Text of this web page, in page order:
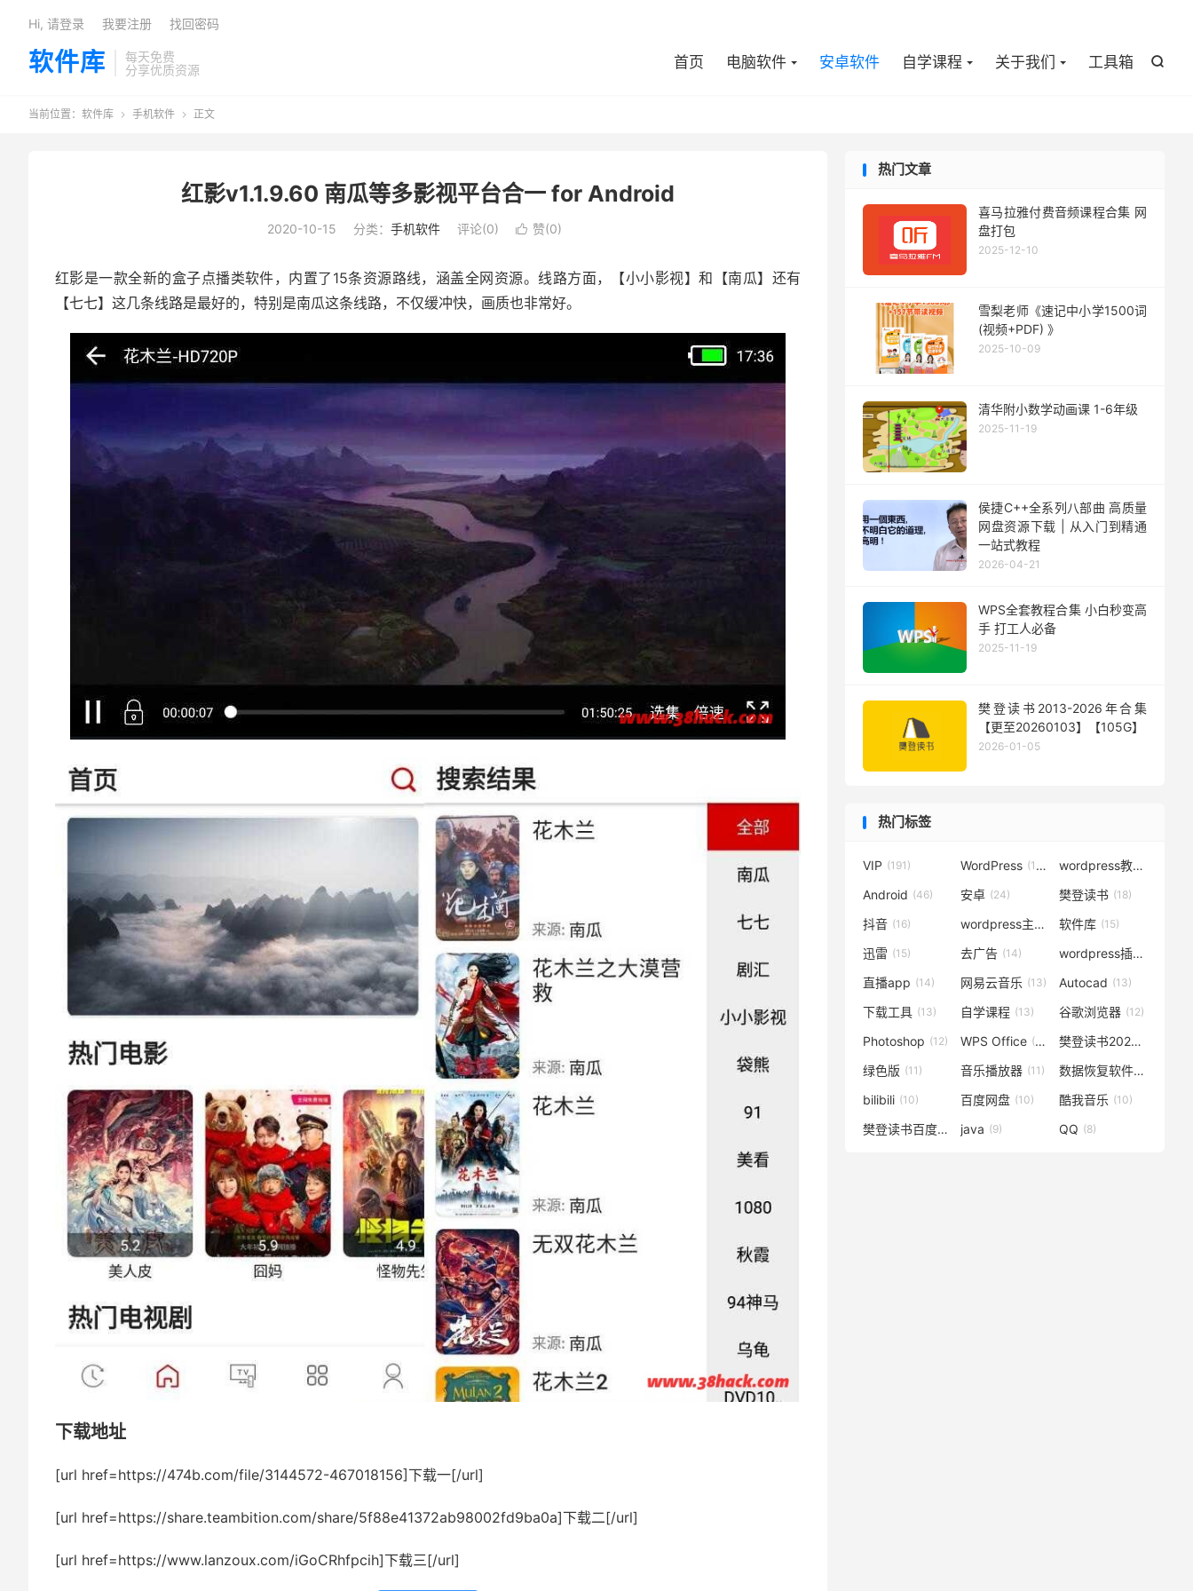
软件库
每天免费
分享优质资源

首页 电脑软件 安卓软件 自学课程 关于我们 工具箱
Hi, 请登录 我要注册 找回密码
当前位置： 软件库  手机软件  正文
红影v1.1.9.60 南瓜等多影视平台合一 for Android
2020-10-15 分类： 手机软件 评论(0)  赞(0)
红影是一款全新的盒子点播类软件，内置了15条资源路线，涵盖全网资源。线路方面，【小小影视】和【南瓜】还有
【七七】这几条线路是最好的，特别是南瓜这条线路，不仅缓冲快，画质也非常好。
下载地址
[url href=https://474b.com/file/3144572-467018156]下载一[/url]
[url href=https://share.teambition.com/share/5f88e41372ab98002fd9ba0a]下载二[/url]
[url href=https://www.lanzoux.com/iGoCRhfpcih]下载三[/url]
热门文章
喜马拉雅付费音频课程合集 网
盘打包
2025-12-10
雪梨老师《速记中小学1500词
(视频+PDF) 》
2025-10-09
清华附小数学动画课 1-6年级
2025-11-19
侯捷C++全系列八部曲 高质量
网盘资源下载 | 从入门到精通
一站式教程
2026-04-21
WPS全套教程合集 小白秒变高
手 打工人必备
2025-11-19
樊登读书2013-2026年合集
【更至20260103】【105G】
2026-01-05
热门标签
VIP (191) WordPress (119) wordpress教程
Android (46) 安卓 (24) 樊登读书 (18)
抖音 (16) wordpress主题 (15)
软件库 (15)
迅雷 (15) 去广告 (14) wordpress插件
直播app (14) 网易云音乐 (13) Autocad (13)
下载工具 (13) 自学课程 (13) 谷歌浏览器 (12)
Photoshop (12) WPS Office (12) 樊登读书2020
绿色版 (11) 音乐播放器 (11) 数据恢复软件(11)
bilibili (10) 百度网盘 (10) 酷我音乐 (10)
樊登读书百度云 (10)
java (9) QQ (8)